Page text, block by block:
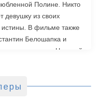
Полине. Никто
девушку из своих
истины. В фильме также
Белошапка и
выступил Николай